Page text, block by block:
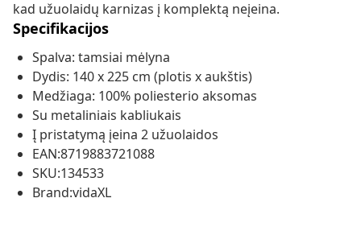
kad užuolaidų karnizas į komplektą neįeina.
Specifikacijos
Spalva: tamsiai mėlyna
Dydis: 140 x 225 cm (plotis x aukštis)
Medžiaga: 100% poliesterio aksomas
Su metaliniais kabliukais
Į pristatymą įeina 2 užuolaidos
EAN:8719883721088
SKU:134533
Brand:vidaXL